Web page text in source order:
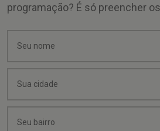
programação? É só preencher